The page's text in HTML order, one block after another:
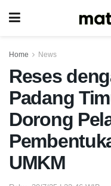
Home News
Reses
Padang
Dorong
UMKM